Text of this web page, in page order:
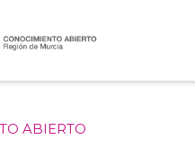
ABIERTO